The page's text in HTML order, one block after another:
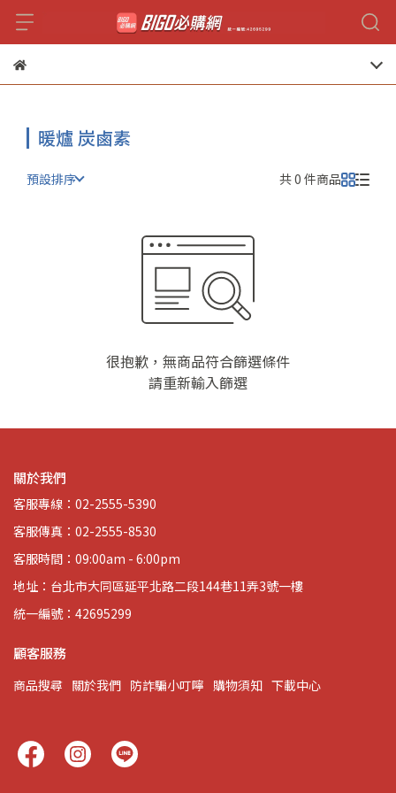
暖爐 炭鹵素
預設排序 共 0 件商品
很抱歉，無商品符合篩選條件
請重新輸入篩選
關於我們
客服專線：02-2555-5390
客服傳真：02-2555-8530
客服時間：09:00am - 6:00pm
地址：台北市大同區延平北路二段144巷11弄3號一樓
統一編號：42695299
顧客服務
商品搜尋 關於我們 防詐騙小叮嚀 購物須知 下載中心